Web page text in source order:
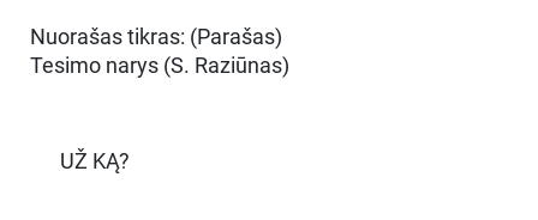
Nuorašas tikras: (Parašas)
Tesimo narys (S. Raziūnas)
UŽ KĄ?